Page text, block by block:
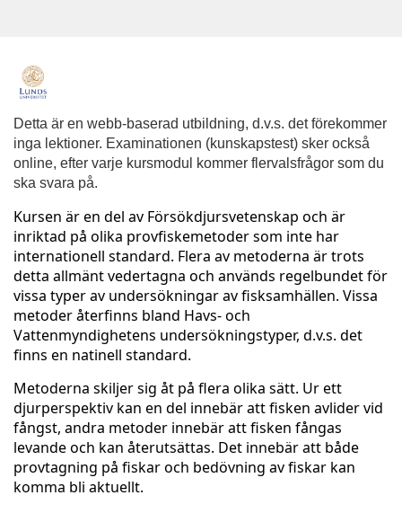
F
u
l
l
s
t
ä
n
d
i
g
Detta är en webb-baserad utbildning, d.v.s. det förekommer
inga lektioner. Examinationen (kunskapstest) sker också
online, efter varje kursmodul kommer flervalsfrågor som du
ska svara på.
Kursen är en del av Försökdjursvetenskap och är
inriktad på olika provfiskemetoder som inte har
internationell standard. Flera av metoderna är trots
detta allmänt vedertagna och används regelbundet för
vissa typer av undersökningar av fisksamhällen. Vissa
metoder återfinns bland Havs- och
Vattenmyndighetens undersökningstyper, d.v.s. det
finns en natinell standard.
Metoderna skiljer sig åt på flera olika sätt. Ur ett
djurperspektiv kan en del innebär att fisken avlider vid
fångst, andra metoder innebär att fisken fångas
levande och kan återutsättas. Det innebär att både
provtagning på fiskar och bedövning av fiskar kan
komma bli aktuellt.